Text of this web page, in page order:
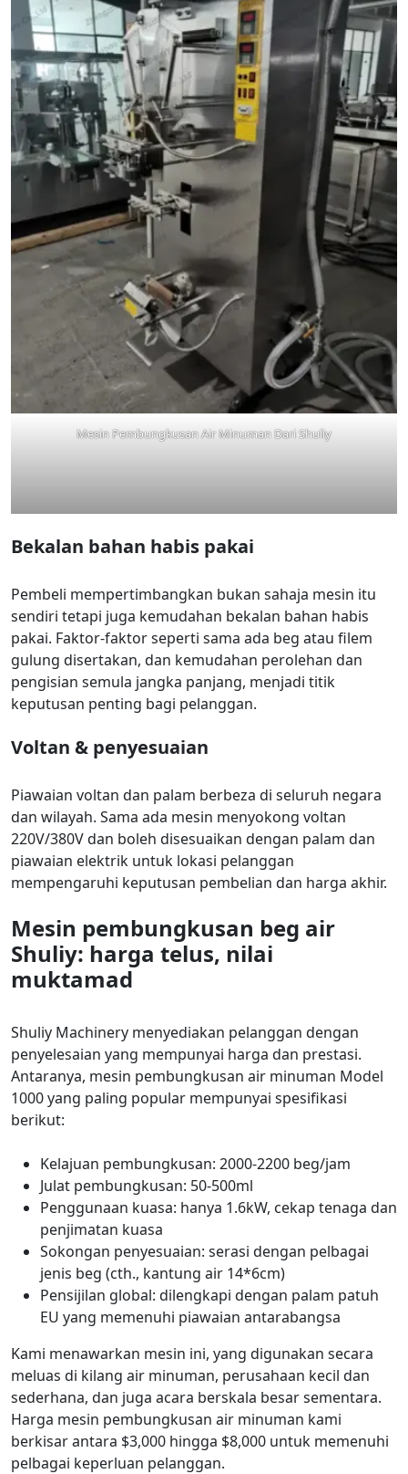
Mesin Pembungkusan Air Minuman Dari Shuliy
Bekalan bahan habis pakai
Pembeli mempertimbangkan bukan sahaja mesin itu
sendiri tetapi juga kemudahan bekalan bahan habis
pakai. Faktor-faktor seperti sama ada beg atau filem
gulung disertakan, dan kemudahan perolehan dan
pengisian semula jangka panjang, menjadi titik
keputusan penting bagi pelanggan.
Voltan & penyesuaian
Piawaian voltan dan palam berbeza di seluruh negara
dan wilayah. Sama ada mesin menyokong voltan
220V/380V dan boleh disesuaikan dengan palam dan
piawaian elektrik untuk lokasi pelanggan
mempengaruhi keputusan pembelian dan harga akhir.
Mesin pembungkusan beg air
Shuliy: harga telus, nilai
muktamad
Shuliy Machinery menyediakan pelanggan dengan
penyelesaian yang mempunyai harga dan prestasi.
Antaranya, mesin pembungkusan air minuman Model
1000 yang paling popular mempunyai spesifikasi
berikut:
Kelajuan pembungkusan: 2000-2200 beg/jam
Julat pembungkusan: 50-500ml
Penggunaan kuasa: hanya 1.6kW, cekap tenaga dan
penjimatan kuasa
Sokongan penyesuaian: serasi dengan pelbagai
jenis beg (cth., kantung air 14*6cm)
Pensijilan global: dilengkapi dengan palam patuh
EU yang memenuhi piawaian antarabangsa
Kami menawarkan mesin ini, yang digunakan secara
meluas di kilang air minuman, perusahaan kecil dan
sederhana, dan juga acara berskala besar sementara.
Harga mesin pembungkusan air minuman kami
berkisar antara $3,000 hingga $8,000 untuk memenuhi
pelbagai keperluan pelanggan.